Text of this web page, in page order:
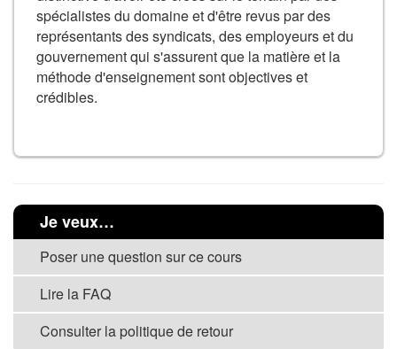
spécialistes du domaine et d'être revus par des
représentants des syndicats, des employeurs et du
gouvernement qui s'assurent que la matière et la
méthode d'enseignement sont objectives et
crédibles.
Je veux…
Poser une question sur ce cours
Lire la FAQ
Consulter la politique de retour